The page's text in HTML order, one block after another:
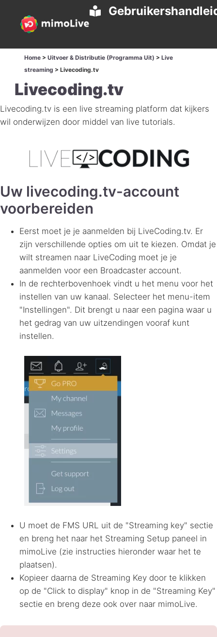
Home > Uitvoer & Distributie (Programma Uit) > Live
streaming > Livecoding.tv
Livecoding.tv
Livecoding.tv is een live streaming platform dat kijkers
wil onderwijzen door middel van live tutorials.
Uw livecoding.tv-account
voorbereiden
Eerst moet je je aanmelden bij LiveCoding.tv. Er
zijn verschillende opties om uit te kiezen. Omdat je
wilt streamen naar LiveCoding moet je je
aanmelden voor een Broadcaster account.
In de rechterbovenhoek vindt u het menu voor het
instellen van uw kanaal. Selecteer het menu-item
"Instellingen". Dit brengt u naar een pagina waar u
het gedrag van uw uitzendingen vooraf kunt
instellen.
U moet de FMS URL
uit de "Streaming key" sectie
en breng het naar het Streaming Setup paneel in
mimoLive (zie instructies hieronder waar het te
plaatsen).
Kopieer daarna de Streaming Key door te klikken
op de "Click to display" knop in de "Streaming Key"
sectie en breng deze ook over naar mimoLive.